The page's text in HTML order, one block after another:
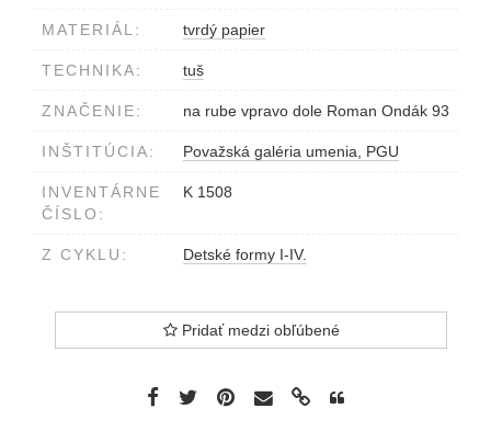
MATERIÁL: tvrdý papier
TECHNIKA: tuš
ZNAČENIE: na rube vpravo dole Roman Ondák 93
INŠTITÚCIA: Považská galéria umenia, PGU
INVENTÁRNE
ČÍSLO:
K 1508
Z CYKLU: Detské formy I-IV.
Pridať medzi obľúbené